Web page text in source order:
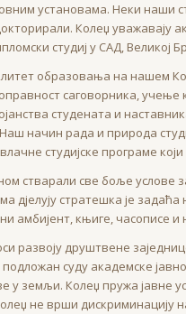
установама. Неки наши
Колеџ уважавају
студиј у САД, Великој
образовања на нашем
саговорника, учење
студената и
начин рада и природа
студијске програме
стварали све боље услове
дјелују стратешка је
амбијент, књиге, часописе и
развоју друштвене
суду академске
у земљи. Колеџ пружа јавне
не врши дискриминацију